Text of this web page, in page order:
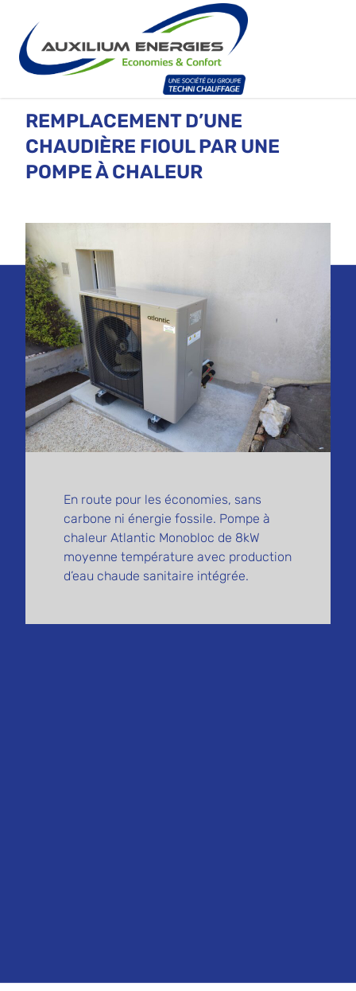
REMPLACEMENT D’UNE
CHAUDIÈRE FIOUL PAR UNE
POMPE À CHALEUR
En route pour les économies, sans
carbone ni énergie fossile. Pompe à
chaleur Atlantic Monobloc de 8kW
moyenne température avec production
d’eau chaude sanitaire intégrée.